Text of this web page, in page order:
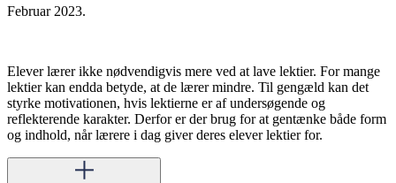
Februar 2023.
Elever lærer ikke nødvendigvis mere ved at lave lektier. For mange
lektier kan endda betyde, at de lærer mindre. Til gengæld kan det
styrke motivationen, hvis lektierne er af undersøgende og
reflekterende karakter. Derfor er der brug for at gentænke både form
og indhold, når lærere i dag giver deres elever lektier for.